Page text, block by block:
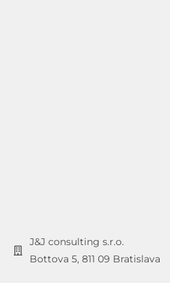
J&J consulting s.r.o.
Bottova 5, 811 09 Bratislava